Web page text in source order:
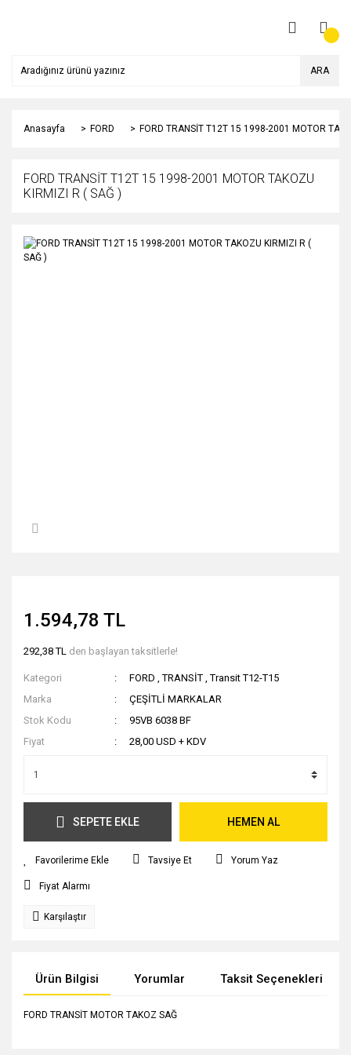
ARA
Anasayfa FORD FORD TRANSİT T12T 15 1998-2001 MOTOR
FORD TRANSİT T12T 15 1998-2001 MOTOR TAKOZU
KIRMIZI R ( SAĞ )
1.594,78 TL
292,38 TL den başlayan taksitlerle!
Kategori FORD ,TRANSİT ,Transit T12-T15
Marka
ÇEŞİTLİ MARKALAR
Stok Kodu
95VB 6038 BF
Fiyat
28,00 USD + KDV
SEPETE EKLE HEMEN AL
Tavsiye Et Yorum Yaz
Fiyat Alarmı
Karşılaştır
Ürün Bilgisi Yorumlar Taksit Seçenekleri
FORD TRANSİT MOTOR TAKOZ SAĞ